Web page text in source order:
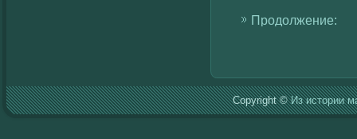
Продолжение:
Copyright ©Из истории